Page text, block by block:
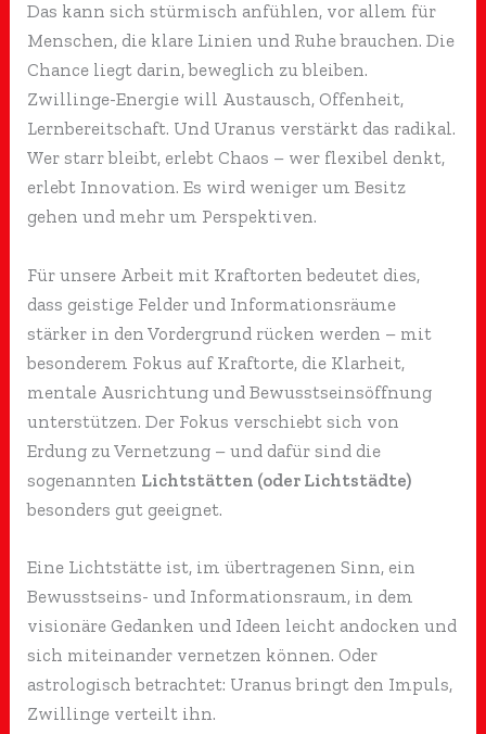
Das kann sich stürmisch anfühlen, vor allem für
Menschen, die klare Linien und Ruhe brauchen. Die
Chance liegt darin, beweglich zu bleiben.
Zwillinge-Energie will Austausch, Offenheit,
Lernbereitschaft. Und Uranus verstärkt das radikal.
Wer starr bleibt, erlebt Chaos – wer flexibel denkt,
erlebt Innovation. Es wird weniger um Besitz
gehen und mehr um Perspektiven.
Für unsere Arbeit mit Kraftorten bedeutet dies,
dass geistige Felder und Informationsräume
stärker in den Vordergrund rücken werden – mit
besonderem Fokus auf Kraftorte, die Klarheit,
mentale Ausrichtung und Bewusstseinsöffnung
unterstützen. Der Fokus verschiebt sich von
Erdung zu Vernetzung – und dafür sind die
sogenannten Lichtstätten (oder Lichtstädte)
besonders gut geeignet.
Eine Lichtstätte ist, im übertragenen Sinn, ein
Bewusstseins- und Informationsraum, in dem
visionäre Gedanken und Ideen leicht andocken und
sich miteinander vernetzen können. Oder
astrologisch betrachtet: Uranus bringt den Impuls,
Zwillinge verteilt ihn.